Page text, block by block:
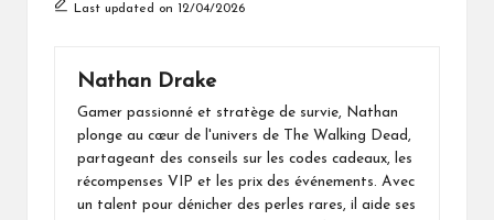
Last updated on 12/04/2026
Nathan Drake
Gamer passionné et stratège de survie, Nathan
plonge au cœur de l'univers de The Walking Dead,
partageant des conseils sur les codes cadeaux, les
récompenses VIP et les prix des événements. Avec
un talent pour dénicher des perles rares, il aide ses